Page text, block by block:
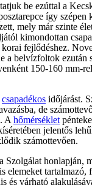
be ezúttal a
így
mely már szinte
kimondottan
fejlődéshez.
a belvízfoltok ezután
150-160 mm-
csapadékos időjárást.
de
A hőmérséklet
jelentős
számottevően.
honlapján,
elemeket
és várható